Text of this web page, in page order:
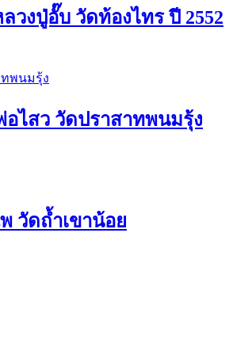
งปู่อั๊บ วัดท้องไทร ปี 2552
ไสว วัดปราสาทพนมรุ้ง
วัดถ้ำเขาน้อย